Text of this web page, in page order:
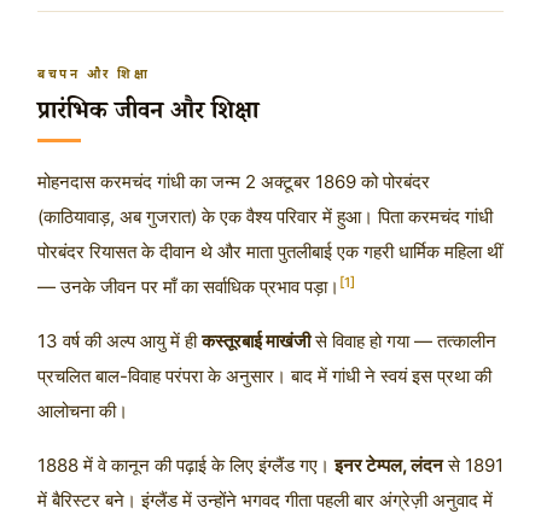
बचपन और शिक्षा
प्रारंभिक जीवन और शिक्षा
मोहनदास करमचंद गांधी का जन्म 2 अक्टूबर 1869को पोरबंदर
(काठियावाड़, अब गुजरात) के एक वैश्य परिवार में हुआ। पिता करमचंद गांधी
पोरबंदर रियासत के दीवान थे और माता पुतलीबाई एक गहरी धार्मिक महिला थीं
— उनके जीवन पर माँ का सर्वाधिक प्रभाव पड़ा। [1]
13 वर्ष की अल्प आयु में हीकस्तूरबाई माखंजीसे विवाह हो गया — तत्कालीन
प्रचलित बाल-विवाह परंपरा के अनुसार। बाद में गांधी ने स्वयं इस प्रथा की
आलोचना की।
1888 में वे कानून की पढ़ाई के लिए इंग्लैंड गए।इनर टेम्पल, लंदनसे 1891
में बैरिस्टर बने। इंग्लैंड में उन्होंने भगवद गीता पहली बार अंग्रेज़ी अनुवाद में